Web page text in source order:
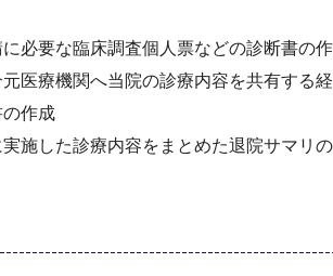
必要な臨床調査個人票などの診断書の
医療機関へ当院の診療内容を共有する
作成
施した診療内容をまとめた退院サマリ